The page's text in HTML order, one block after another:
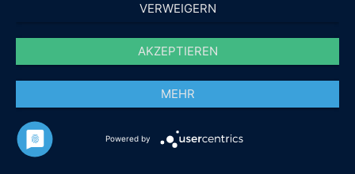
VERWEIGERN
AKZEPTIEREN
MEHR
Powered by